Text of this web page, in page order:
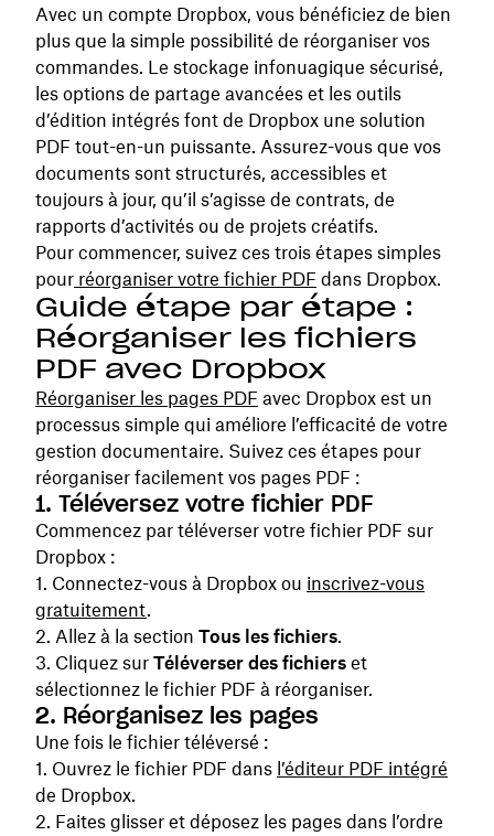
Avec un compte Dropbox, vous bénéficiez de bien
plus que la simple possibilité de réorganiser vos
commandes. Le stockage infonuagique sécurisé,
les options de partage avancées et les outils
d’édition intégrés font de Dropbox une solution
PDF tout-en-un puissante. Assurez-vous que vos
documents sont structurés, accessibles et
toujours à jour, qu’il s’agisse de contrats, de
rapports d’activités ou de projets créatifs.
Pour commencer, suivez ces trois étapes simples
pour réorganiser votre fichier PDF dans Dropbox.
Guide étape par étape :
Réorganiser les fichiers
PDF avec Dropbox
Réorganiser les pages PDF avec Dropbox est un
processus simple qui améliore l’efficacité de votre
gestion documentaire. Suivez ces étapes pour
réorganiser facilement vos pages PDF :
1. Téléversez votre fichier PDF
Commencez par téléverser votre fichier PDF sur
Dropbox :
Connectez-vous à Dropbox ou inscrivez-vous
gratuitement.
Allez à la section Tous les fichiers.
Cliquez sur Téléverser des fichiers et
sélectionnez le fichier PDF à réorganiser.
2. Réorganisez les pages
Une fois le fichier téléversé :
Ouvrez le fichier PDF dans l’éditeur PDF intégré
de Dropbox.
Faites glisser et déposez les pages dans l’ordre